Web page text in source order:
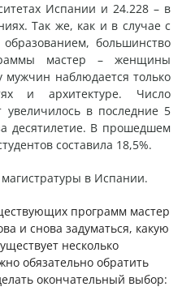
Испании и 24.228 – в
Так же, как и в случае с
большинство
мастер – женщины
мужчин наблюдается только
и архитектуре. Число
увеличилось в последние 5
десятилетие. В прошедшем
составила 18,5%.
в Испании.
программ мастер
и снова задуматься, какую
несколько
обязательно обратить
окончательный выбор: